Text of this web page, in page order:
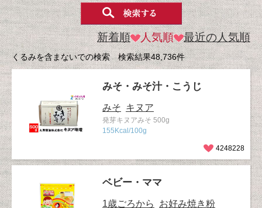
新着順 人気順 最近の人気順
くるみを含まないでの検索 検索結果48,736件
みそ・みそ汁・こうじ
みそ キヌア
発芽キヌアみそ 500g
155Kcal/100g
4248228
ベビー・ママ
1歳ごろから お好み焼き粉